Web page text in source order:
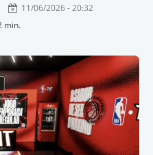
11/06/2026 - 20:32
min.